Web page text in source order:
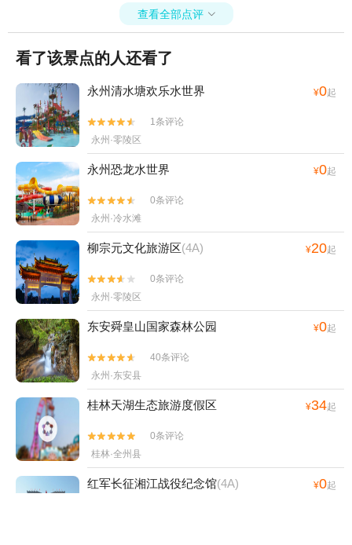
查看全部点评 
看了该景点的人还看了
永州清水塘欢乐水世界 ¥0起


1条评论
永州·零陵区
永州恐龙水世界 ¥0起


0条评论
永州·冷水滩
柳宗元文化旅游区(4A) ¥20起


0条评论
永州·零陵区
东安舜皇山国家森林公园 ¥0起


40条评论
永州·东安县
桂林天湖生态旅游度假区 ¥34起


0条评论
桂林·全州县
红军长征湘江战役纪念馆(4A) ¥0起